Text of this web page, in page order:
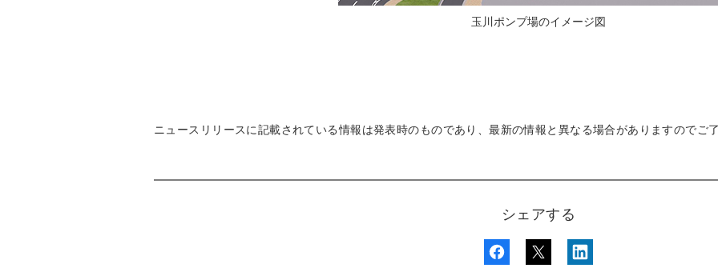
玉川ポンプ場のイメージ図
ニュースリリースに記載されている情報は発表時のものであり、最新の情報と異なる場合がありますのでご
シェアする